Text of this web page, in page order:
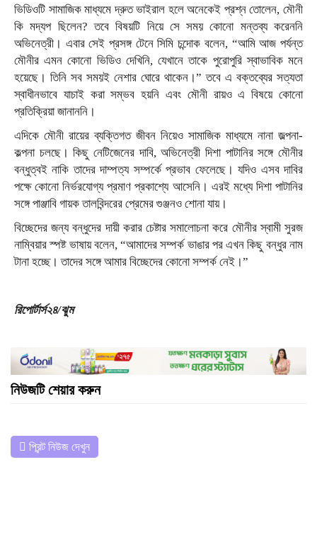
ভিডিওটি সামাজিক মাধ্যমে দ্রুত ভাইরাল হলে অনেকেই প্রশ্ন তোলেন, মৌনী
কি মদ্যপ ছিলেন? তবে বিষয়টি নিয়ে সে সময় কোনো মন্তব্য করেননি
অভিনেত্রী। এবার সেই প্রসঙ্গ টেনে সিমি চন্দোক বলেন, “আমি আজ পর্যন্ত
মৌনীর এমন কোনো ভিডিও দেখিনি, যেখানে তাকে পুরোপুরি স্বাভাবিক মনে
হয়েছে। তিনি সব সময়ই নেশার ঘোরে থাকেন।” তবে এ বক্তব্যের সত্যতা
স্বাধীনভাবে যাচাই করা সম্ভব হয়নি এবং মৌনী রায়ও এ বিষয়ে কোনো
প্রতিক্রিয়া জানাননি।
এদিকে মৌনী রায়ের ব্যক্তিগত জীবন নিয়েও সামাজিক মাধ্যমে নানা জল্পনা-
কল্পনা চলছে। কিছু নেটিজেনের দাবি, অভিনেত্রী দিশা পাটানির সঙ্গে মৌনীর
বন্ধুত্বই নাকি তাদের দাম্পত্য সম্পর্কে প্রভাব ফেলেছে। যদিও এসব দাবির
পক্ষে কোনো নির্ভরযোগ্য প্রমাণ প্রকাশ্যে আসেনি। এরই মধ্যে দিশা পাটানির
সঙ্গে পাঞ্জাবি গায়ক তালবিন্দরের প্রেমের গুঞ্জনও শোনা যায়।
বিচ্ছেদের জন্য বন্ধুদের দায়ী করার চেষ্টার সমালোচনা করে মৌনীর স্বামী সুরজ
নাম্বিয়ার স্পষ্ট ভাষায় বলেন, “আমাদের সম্পর্ক ভাঙার পর এখন কিছু বন্ধুর নাম
টানা হচ্ছে। তাদের সঙ্গে আমার বিচ্ছেদের কোনো সম্পর্ক নেই।”
রিপোর্টার্স২৪/ঝুম
নিউজটি শেয়ার করুন
প্রিন্ট নিউজ দেখুন